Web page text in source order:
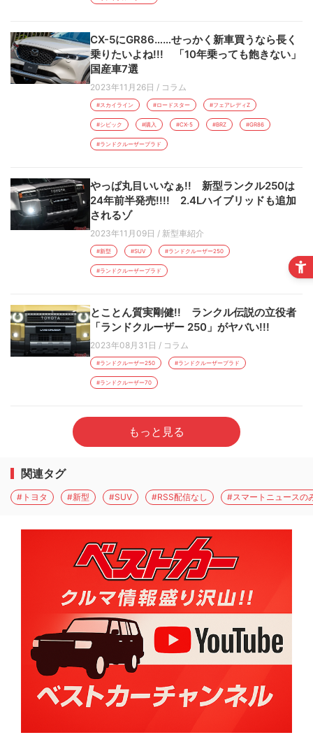
CX-5にGR86……せっかく新車買うなら長く
乗りたいよね!!! 「10年乗っても飽きない」
国産車7選
2023年11月26日 / コラム
#スカイライン #ロードスター #フェアレディZ
#シビック #購入 #CX-5 #BRZ #GR86
#ランドクルーザープラド
やっぱ丸目いいなぁ!! 新型ランクル250は
24年前半発売!!!! 2.4Lハイブリッドも追加
されるゾ
2023年11月09日 / 新型車紹介
#新型 #SUV #ランドクルーザー250
#ランドクルーザープラド
とことん質実剛健!! ランクル伝説の立役者
「ランドクルーザー 250」がヤバい!!!
2023年08月31日 / コラム
#ランドクルーザー250 #ランドクルーザープラド
#ランドクルーザー70
もっと見る
関連タグ
#トヨタ #新型 #SUV #RSS配信なし #スマートニュースの